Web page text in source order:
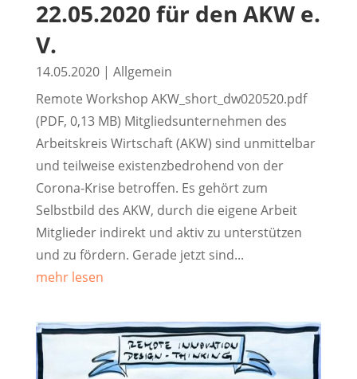
22.05.2020 für den AKW e.
V.
14.05.2020| Allgemein
Remote Workshop AKW_short_dw020520.pdf
(PDF, 0,13 MB) Mitgliedsunternehmen des
Arbeitskreis Wirtschaft (AKW) sind unmittelbar
und teilweise existenzbedrohend von der
Corona-Krise betroffen. Es gehört zum
Selbstbild des AKW, durch die eigene Arbeit
Mitglieder indirekt und aktiv zu unterstützen
und zu fördern. Gerade jetzt sind...
mehr lesen